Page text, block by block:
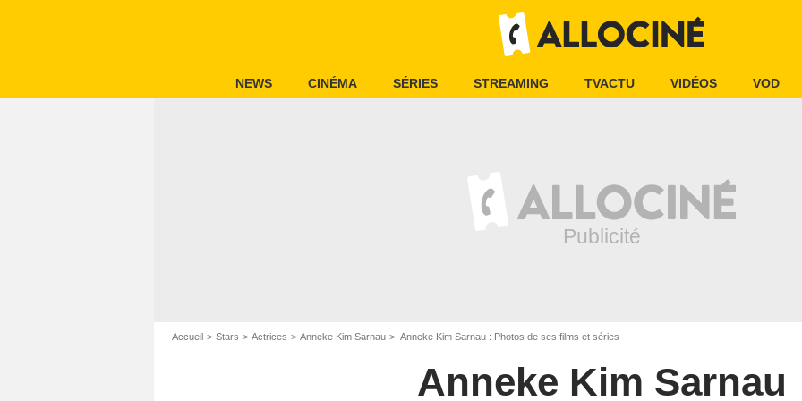
NEWS CINÉMA SÉRIES STREAMING TVACTU VIDÉOS VOD
Accueil Stars Actrices Anneke Kim Sarnau Anneke Kim Sarnau : Photos de ses films et séries
Anneke Kim Sarnau